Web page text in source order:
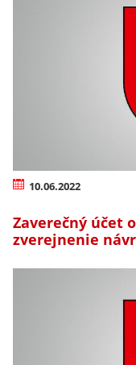
10.06.2022
Zaverečný účet
zverejnenie